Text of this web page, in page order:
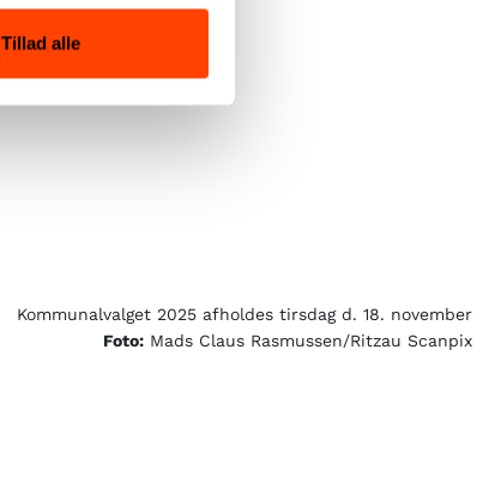
Tillad alle
Kommunalvalget 2025 afholdes tirsdag d. 18. november
Foto: Mads Claus Rasmussen/Ritzau Scanpix